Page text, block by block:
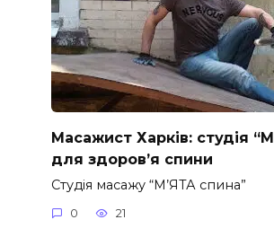
Масажист Харків: студія
для здоров’я спини
Студія масажу “М’ЯТА спина”
0 21